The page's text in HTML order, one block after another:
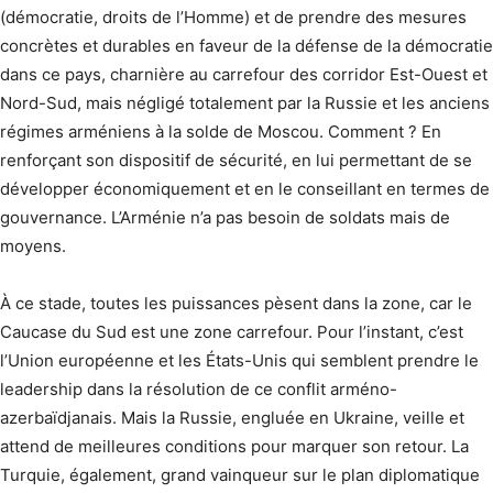
(démocratie, droits de l’Homme) et de prendre des mesures
concrètes et durables en faveur de la défense de la démocratie
dans ce pays, charnière au carrefour des corridor Est-Ouest et
Nord-Sud, mais négligé totalement par la Russie et les anciens
régimes arméniens à la solde de Moscou. Comment ? En
renforçant son dispositif de sécurité, en lui permettant de se
développer économiquement et en le conseillant en termes de
gouvernance. L’Arménie n’a pas besoin de soldats mais de
moyens.
À ce stade, toutes les puissances pèsent dans la zone, car le
Caucase du Sud est une zone carrefour. Pour l’instant, c’est
l’Union européenne et les États-Unis qui semblent prendre le
leadership dans la résolution de ce conflit arméno-
azerbaïdjanais. Mais la Russie, engluée en Ukraine, veille et
attend de meilleures conditions pour marquer son retour. La
Turquie, également, grand vainqueur sur le plan diplomatique